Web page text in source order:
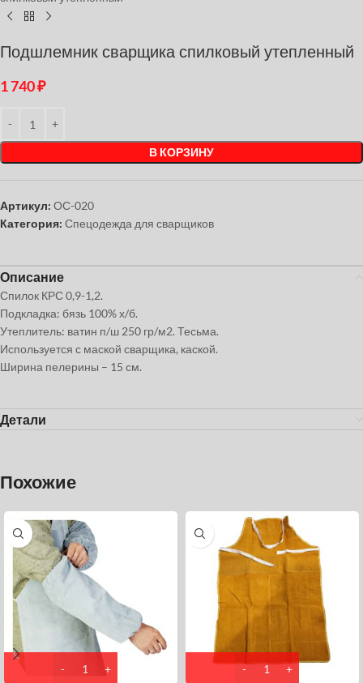
Подшлемник сварщика спилковый утепленный
1 740₽
В КОРЗИНУ
Артикул: ОС-020
Категория: Спецодежда для сварщиков
Описание
Спилок КРС 0,9-1,2.
Подкладка: бязь 100% х/б.
Утеплитель: ватин п/ш 250 гр/м2. Тесьма.
Используется с маской сварщика, каской.
Ширина пелерины – 15 см.
Детали
Похожие